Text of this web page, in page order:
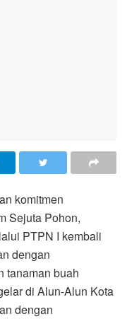
komitmen
Sejuta Pohon,
PTPN I kembali
dengan
tanaman buah
di Alun-Alun Kota
dengan